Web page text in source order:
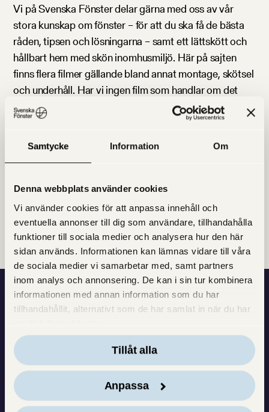
Samtycke Information Om
Denna webbplats använder cookies
Vi använder cookies för att anpassa innehåll och
eventuella annonser till dig som användare, tillhandahålla
funktioner till sociala medier och analysera hur den här
sidan används. Informationen kan lämnas vidare till våra
de sociala medier vi samarbetar med, samt partners
inom analys och annonsering. De kan i sin tur kombinera
informationen med annan information som du har
tillhandahållit, alternativt som de har samlat in när du har
Tillåt alla
Anpassa
Vi på Svenska Fönster delar gärna med oss av vår
stora kunskap om fönster – för att du ska få de bästa
råden, tipsen och lösningarna – samt ett lättskött och
hållbart hem med skön inomhusmiljö. Här på sajten
finns flera filmer gällande bland annat montage, skötsel
och underhåll. Har vi ingen film som handlar om det
som du söker? Kika gärna bland våravanliga frågor
och svar
. Saknas svaret även där får du gärna skicka
förslag, så kan det bli just det innehållet som du
Dela inlägget med andra FacebookLinkedInTwitterMail
Vi bygger fönster — men
också tillit och förtroende.
Varje dag bidrar vi till att
göra människors vardag